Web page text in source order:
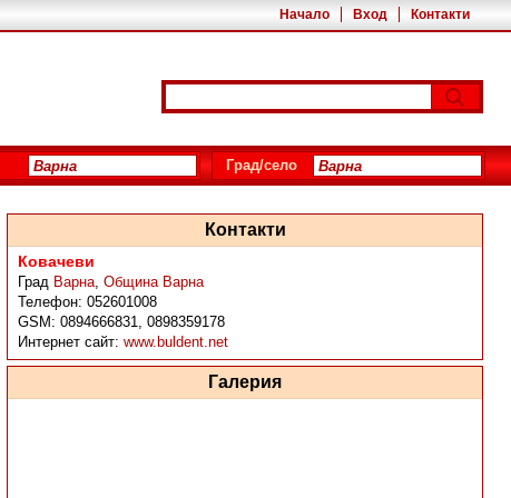
Начало Вход Контакти
Град/село
Контакти
Ковачеви
Град Варна, Община Варна
Телефон: 052601008
GSM: 0894666831, 0898359178
Интернет сайт: www.buldent.net
Галерия